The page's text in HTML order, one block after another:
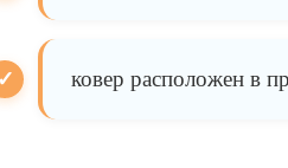
ковер расположен в